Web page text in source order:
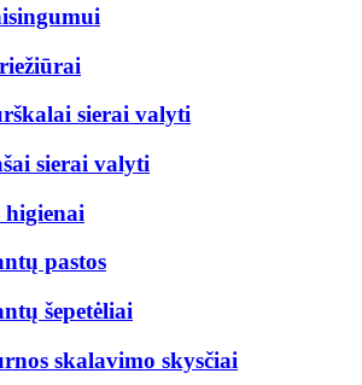
sierai valyti
sierai valyti
pastos
šepetėliai
skalavimo skysčiai